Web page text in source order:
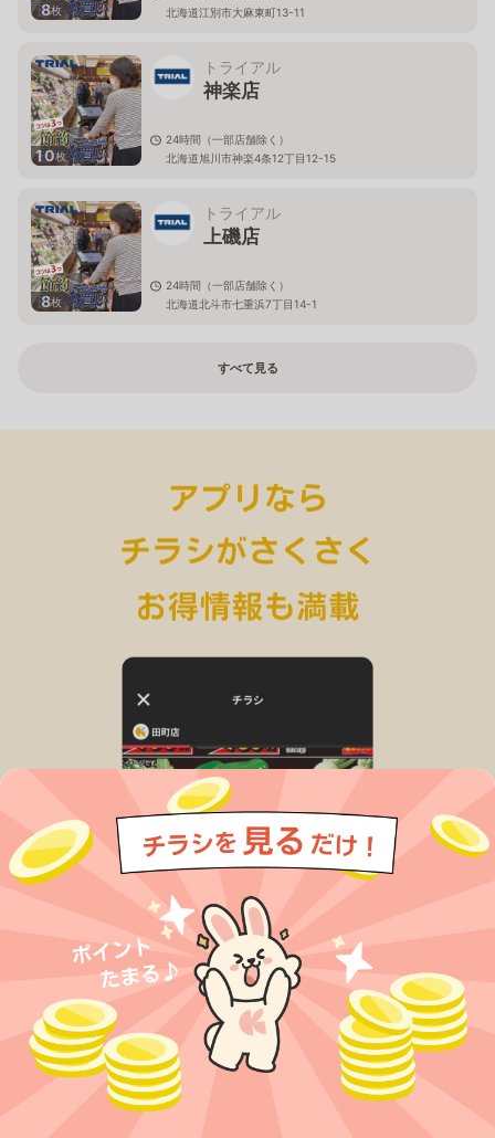
8枚
北海道江別市大麻東町13-11
10枚
トライアル
神楽店
24時間（一部店舗除く）
北海道旭川市神楽4条12丁目12-15
8枚
トライアル
上磯店
24時間（一部店舗除く）
北海道北斗市七重浜7丁目14-1
すべて見る